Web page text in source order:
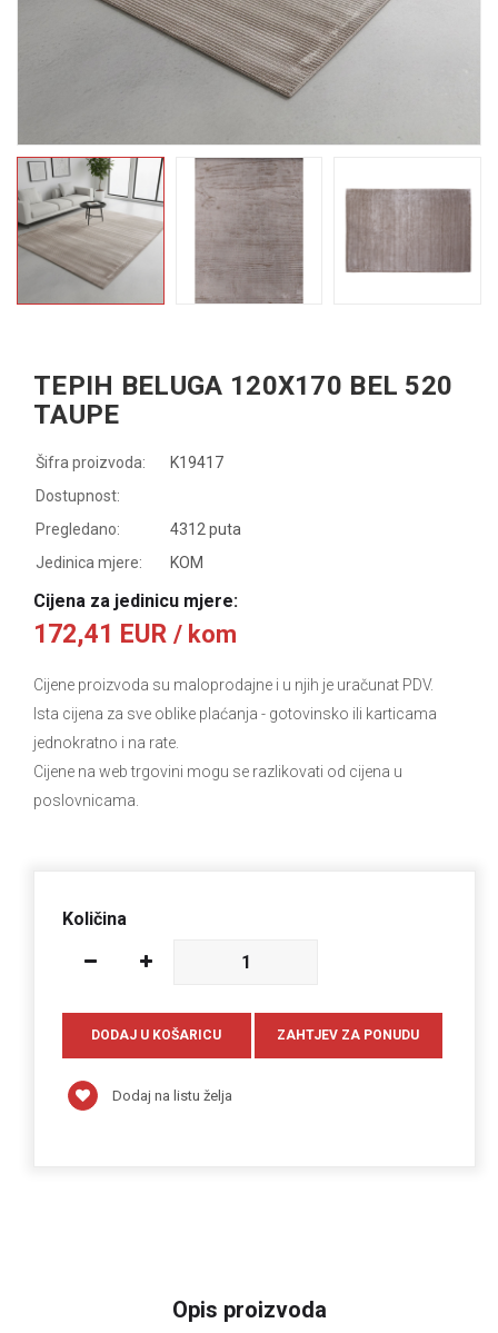
TEPIH BELUGA 120X170 BEL 520
TAUPE
Šifra proizvoda:
K19417
Dostupnost:
Pregledano:
4312 puta
Jedinica mjere:
KOM
Cijena za jedinicu mjere:
172,41 EUR / kom
Cijene proizvoda su maloprodajne i u njih je uračunat PDV.
Ista cijena za sve oblike plaćanja - gotovinsko ili karticama
jednokratno i na rate.
Cijene na web trgovini mogu se razlikovati od cijena u
poslovnicama.
Količina
Dodaj na listu želja
Opis proizvoda